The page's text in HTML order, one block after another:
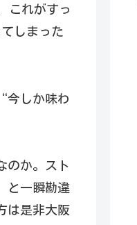
これがすっ
しまった
今しか味わ
のか。スト
と一瞬勘違
は是非大阪